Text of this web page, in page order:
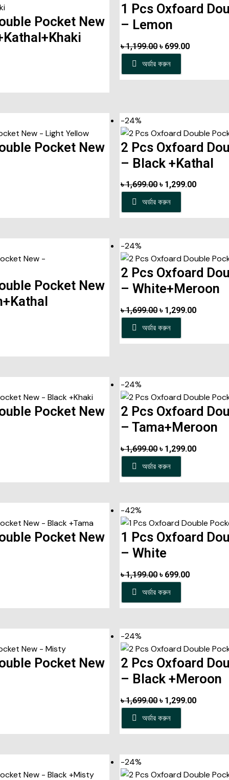
Pocket New
1 Pcs Oxfoard
– Lemon
৳1,199.00 ৳ 699.00
অর্ডার করুন
Pocket New
-24%
2 Pcs Oxfoard
– Black +Kathal
৳1,699.00 ৳ 1,299.00
অর্ডার করুন
Pocket New
-24%
2 Pcs Oxfoard
– White+Meroon
৳1,699.00 ৳ 1,299.00
অর্ডার করুন
Pocket New
-24%
2 Pcs Oxfoard
– Tama+Meroon
৳1,699.00 ৳ 1,299.00
অর্ডার করুন
Pocket New
-42%
1 Pcs Oxfoard
– White
৳1,199.00 ৳ 699.00
অর্ডার করুন
Pocket New
-24%
2 Pcs Oxfoard
– Black +Meroon
৳1,699.00 ৳ 1,299.00
অর্ডার করুন
-24%